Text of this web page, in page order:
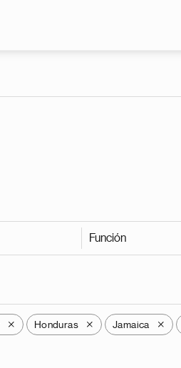
Función
X Honduras X Jamaica X